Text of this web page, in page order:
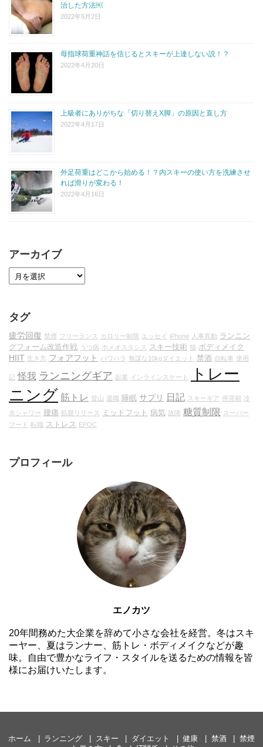
治した方法￼
2022年5月2日
母指球荷重神話を信じるとスキーが上達しない説！？
2022年4月20日
上級者にありがちな「切り替えX脚」の原因と直し方
2022年4月17日
外足荷重はどこから始める！？内スキーの使い方を洗練させ
れば滑りが変わる！
2022年4月16日
アーカイブ
タグ
疲労回復 禁煙 フリーランス カロリー制限 エッセイ iPhone 人事異動 ランニン
グフォーム改造作戦 うつ病 ホメオスタシス スキー技術 猫 ボディメイク
HIIT 生き方 フォアフット パワハラ 無謀な10kgダイエット 禁酒 自転車 使用
記 怪我 ランニングギア 起業 インラインスケート
トレー
ニング 筋トレ 登山 退職 睡眠 サプリ 日記 スキーギア 停滞期 冷
水シャワー 腰痛 筋膜リリース ミッドフット 病気 故障 糖質制限
スーパー
フード 転職 ストレス EPOC
プロフィール
エノカツ
20年間務めた大企業を辞めて小さな会社を経営。冬はスキ
ーヤー、夏はランナー、筋トレ・ボディメイクなどが趣
味。自由で豊かなライフ・スタイルを送るための情報を皆
様にお届けいたします。
ホーム ランニング スキー ダイエット 健康 禁酒
禁煙